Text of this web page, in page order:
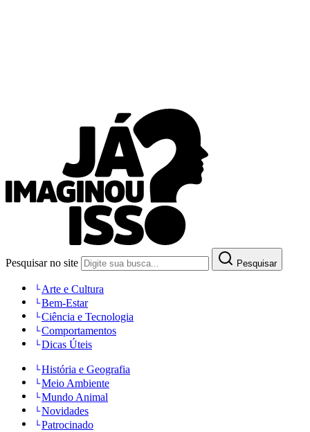
Pesquisar no site Pesquisar
Arte e Cultura
Bem-Estar
Ciência e Tecnologia
Comportamentos
Dicas Úteis
História e Geografia
Meio Ambiente
Mundo Animal
Novidades
Patrocinado